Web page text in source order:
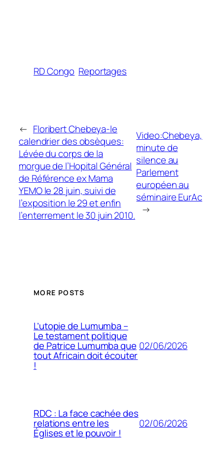
RD Congo Reportages
← Floribert Chebeya-le
calendrier des obsèques:
Lévée du corps de la
morgue de l’Hopital Général
de Référence ex Mama
YEMO le 28 juin, suivi de
l’exposition le 29 et enfin
l’enterrement le 30 juin 2010.
Video:Chebeya,
minute de
silence au
Parlement
européen au
séminaire EurAc
→
MORE POSTS
L’utopie de Lumumba –
Le testament politique
de Patrice Lumumba que
tout Africain doit écouter
!
02/06/2026
RDC : La face cachée des
relations entre les
Églises et le pouvoir !
02/06/2026